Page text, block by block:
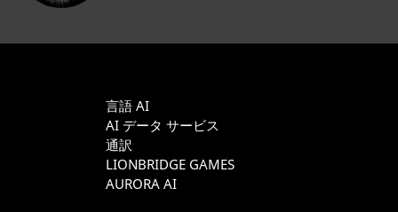
言語 AI
AI データ サービス
通訳
LIONBRIDGE GAMES
AURORA AI